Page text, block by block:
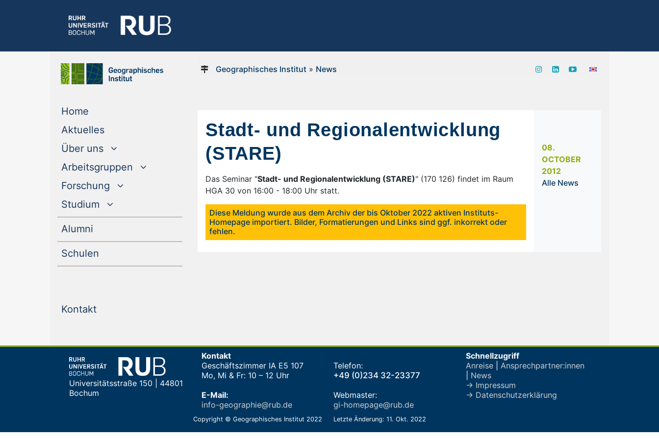
Home
Aktuelles(current)
Über uns
Arbeitsgruppen
Forschung
Studium
Alumni
Schulen
Kontakt(current)
Geographisches Institut» News
Stadt- und Regionalentwicklung
(STARE)
Das Seminar "Stadt- und Regionalentwicklung (STARE)" (170 126) findet im Raum
HGA 30 von 16:00 - 18:00 Uhr statt.
Diese Meldung wurde aus dem Archiv der bis Oktober 2022 aktiven Instituts-
Homepage importiert. Bilder, Formatierungen und Links sind ggf. inkorrekt oder
fehlen.
08.
OCTOBER
2012
Alle News
Universitätsstraße 150 | 44801
Bochum
Kontakt
Geschäftszimmer IA E5 107
Mo, Mi & Fr: 10 – 12 Uhr
E-Mail:
info-geographie@rub.de
Telefon:
+49 (0)234 32-23377
Webmaster:
gi-homepage@rub.de
Schnellzugriff
Anreise| Ansprechpartner:innen
News
→ Impressum
→ Datenschutzerklärung
Copyright © Geographisches Institut 2022 Letzte Änderung: 11. Okt. 2022